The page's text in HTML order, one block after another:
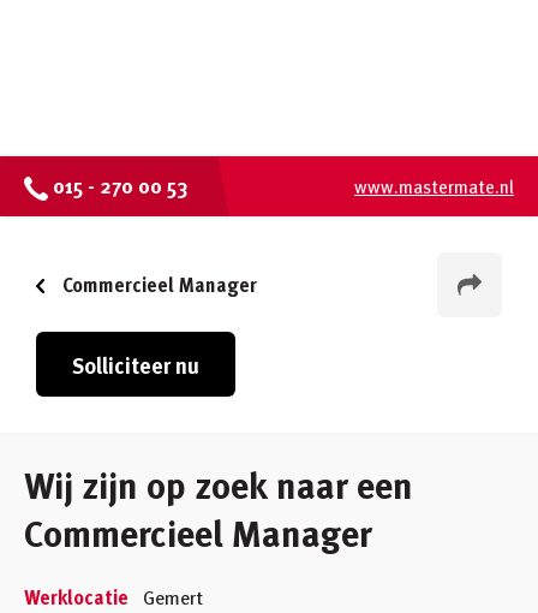
015 - 270 00 53 www.mastermate.nl
Commercieel Manager
Solliciteer nu
Wij zijn op zoek naar een
Commercieel Manager
Werklocatie Gemert